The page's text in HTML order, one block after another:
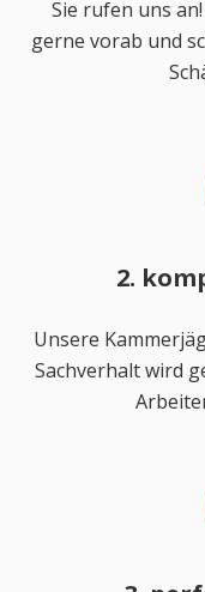
Sie rufen uns
gerne vorab und
2.
Unsere
Sachverhalt wird